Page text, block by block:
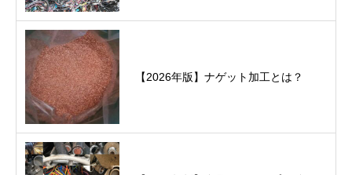
【2026年版】ナゲット加工とは？